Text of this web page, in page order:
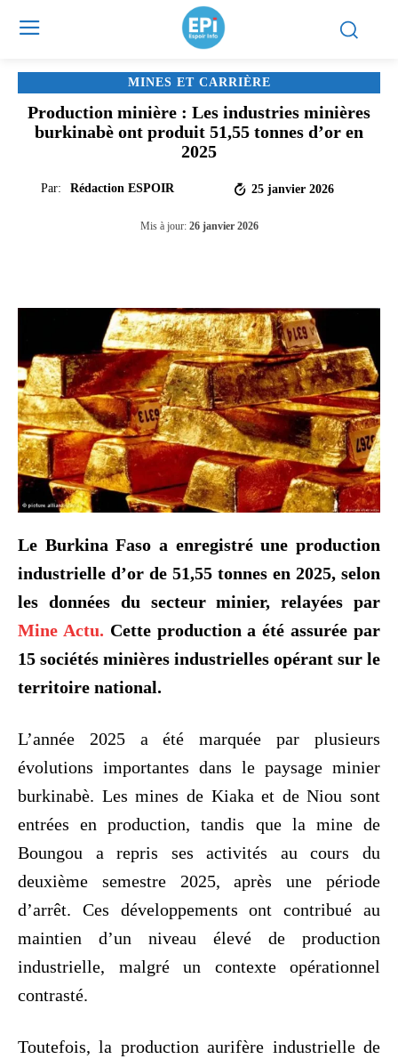
MINES ET CARRIÈRE
Production minière : Les industries minières
burkinabè ont produit 51,55 tonnes d’or en
2025
Par: Rédaction ESPOIR 25 janvier 2026
Mis à jour: 26 janvier 2026
Le Burkina Faso a enregistré une production
industrielle d’or de 51,55 tonnes en 2025, selon
les données du secteur minier, relayées par
Mine Actu. Cette production a été assurée par
15 sociétés minières industrielles opérant sur le
territoire national.
L’année 2025 a été marquée par plusieurs
évolutions importantes dans le paysage minier
burkinabè. Les mines de Kiaka et de Niou sont
entrées en production, tandis que la mine de
Boungou a repris ses activités au cours du
deuxième semestre 2025, après une période
d’arrêt. Ces développements ont contribué au
maintien d’un niveau élevé de production
industrielle, malgré un contexte opérationnel
contrasté.
Toutefois, la production aurifère industrielle de